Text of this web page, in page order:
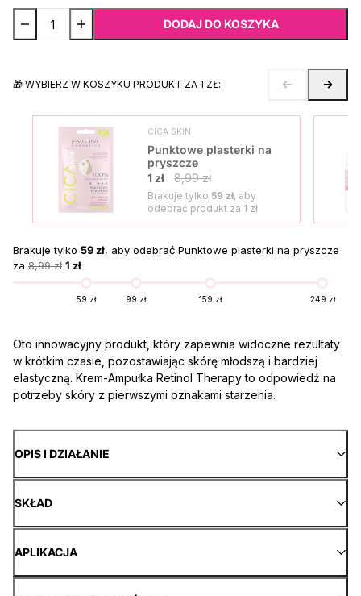
DODAJ DO KOSZYKA
🎁 WYBIERZ W KOSZYKU PRODUKT ZA 1 ZŁ:
CICA SKIN
Punktowe plasterki na
pryszcze
1 zł
8,99 zł
Brakuje tylko 59 zł, aby
odebrać produkt za 1 zł
Brakuje tylko 59 zł, aby odebrać Punktowe plasterki na pryszcze
za 8,99 zł 1 zł
59 zł 99 zł 159 zł 249 zł
Oto innowacyjny produkt, który zapewnia widoczne rezultaty
w krótkim czasie, pozostawiając skórę młodszą i bardziej
elastyczną. Krem-Ampułka Retinol Therapy to odpowiedź na
potrzeby skóry z pierwszymi oznakami starzenia.
OPIS I DZIAŁANIE
SKŁAD
APLIKACJA